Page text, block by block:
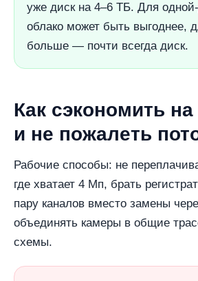
уже диск на 4–6 ТБ. Для
облако может быть выгоднее,
больше — почти всегда диск.
Как сэкономить
и не пожалеть
Рабочие способы: не
где хватает 4 Мп, брать
пару каналов вместо замены
объединять камеры в общие
схемы.